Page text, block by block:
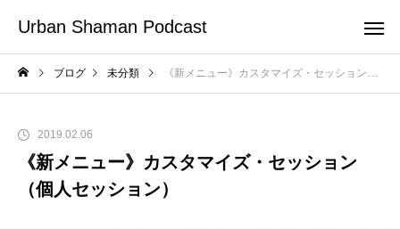
Urban Shaman Podcast
ブログ 未分類 《新メニュー》カスタマイズ・セッション（個人セッション）
2019.02.06
《新メニュー》カスタマイズ・セッション
（個人セッション）